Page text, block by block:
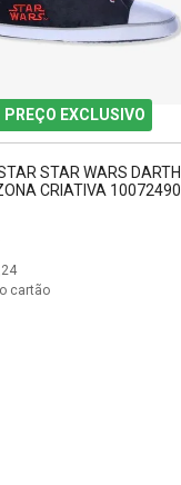
PREÇO EXCLUSIVO
STAR WARS DARTH
CRIATIVA 10072490
cartão